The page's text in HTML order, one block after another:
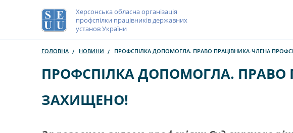
Херсонська обласна організація
профспілки працівників державних
установ України
ГОЛОВНА НОВИНИ ПРОФСПІЛКА ДОПОМОГЛА. ПРАВО ПРАЦІВНИКА-ЧЛЕНА
ПРОФСПІЛКА ДОПОМОГЛА. ПРАВО
ЗАХИЩЕНО!